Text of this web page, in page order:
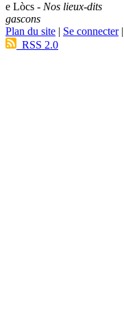
e Lòcs - Nos lieux-dits
gascons
Plan du site | Se connecter|
RSS 2.0